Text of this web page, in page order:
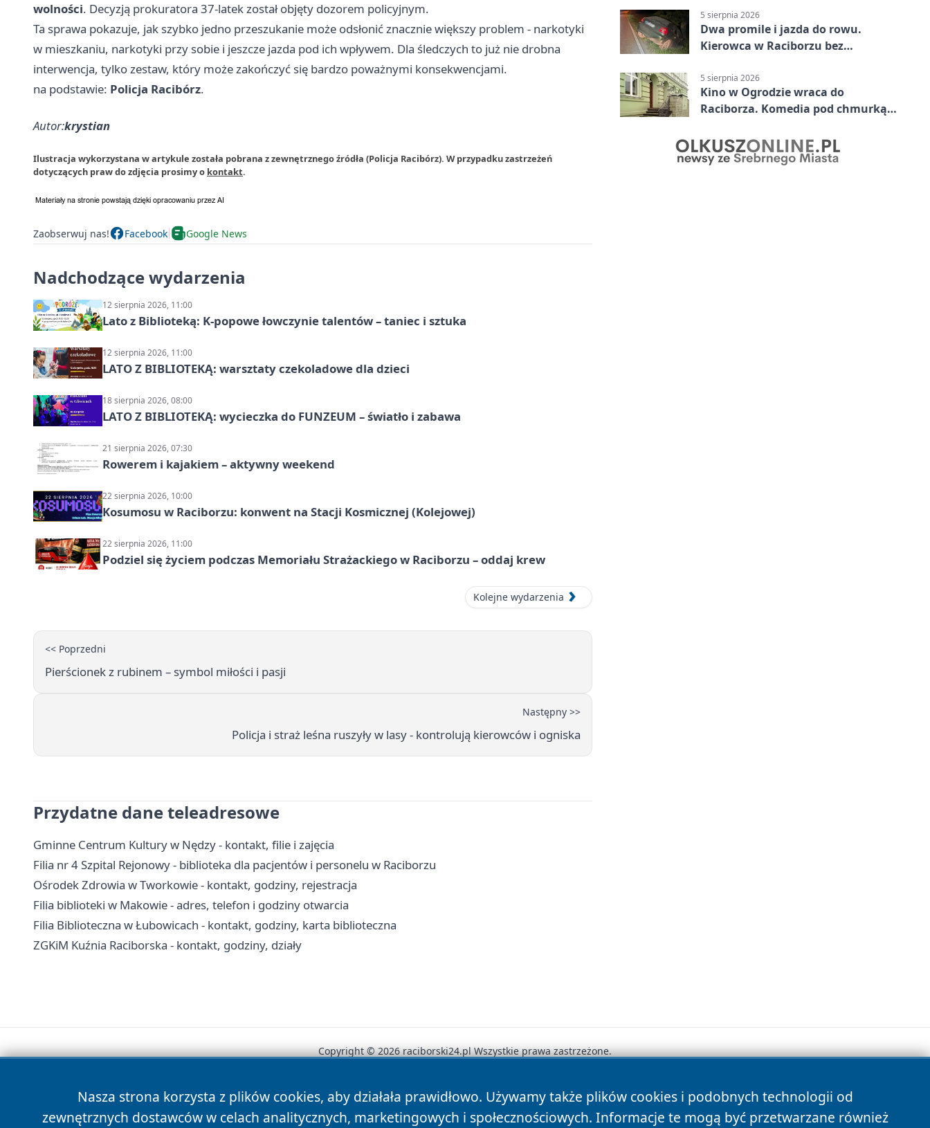
wolności. Decyzją prokuratora 37-latek został objęty dozorem policyjnym.
Ta sprawa pokazuje, jak szybko jedno przeszukanie może odsłonić znacznie większy problem - narkotyki
w mieszkaniu, narkotyki przy sobie i jeszcze jazda pod ich wpływem. Dla śledczych to już nie drobna
interwencja, tylko zestaw, który może zakończyć się bardzo poważnymi konsekwencjami.
na podstawie: Policja Racibórz.
Autor:krystian
Ilustracja wykorzystana w artykule została pobrana z zewnętrznego źródła (Policja Racibórz). W przypadku zastrzeżeń
dotyczących praw do zdjęcia prosimy o kontakt.
Zaobserwuj nas! Facebook Google News
Nadchodzące wydarzenia
12 sierpnia 2026, 11:00
Lato z Biblioteką: K-popowe łowczynie talentów – taniec i sztuka
12 sierpnia 2026, 11:00
LATO Z BIBLIOTEKĄ: warsztaty czekoladowe dla dzieci
18 sierpnia 2026, 08:00
LATO Z BIBLIOTEKĄ: wycieczka do FUNZEUM – światło i zabawa
21 sierpnia 2026, 07:30
Rowerem i kajakiem – aktywny weekend
22 sierpnia 2026, 10:00
Kosumosu w Raciborzu: konwent na Stacji Kosmicznej (Kolejowej)
22 sierpnia 2026, 11:00
Podziel się życiem podczas Memoriału Strażackiego w Raciborzu – oddaj krew
Kolejne wydarzenia
<< Poprzedni
Pierścionek z rubinem – symbol miłości i pasji
Następny >>
Policja i straż leśna ruszyły w lasy - kontrolują kierowców i ogniska
Przydatne dane teleadresowe
Gminne Centrum Kultury w Nędzy - kontakt, filie i zajęcia
Filia nr 4 Szpital Rejonowy - biblioteka dla pacjentów i personelu w Raciborzu
Ośrodek Zdrowia w Tworkowie - kontakt, godziny, rejestracja
Filia biblioteki w Makowie - adres, telefon i godziny otwarcia
Filia Biblioteczna w Łubowicach - kontakt, godziny, karta biblioteczna
ZGKiM Kuźnia Raciborska - kontakt, godziny, działy
5 sierpnia 2026
Dwa promile i jazda do rowu.
Kierowca w Raciborzu bez
5 sierpnia 2026
Kino w Ogrodzie wraca do
Raciborza. Komedia pod chmurką
Nasza strona korzysta z plików cookies, aby działała prawidłowo. Używamy także plików cookies i podobnych technologii od
zewnętrznych dostawców w celach analitycznych, marketingowych i społecznościowych. Informacje te mogą być przetwarzane również
Copyright © 2026 raciborski24.pl Wszystkie prawa zastrzeżone.
News Autorzy Polityka Prywatności Polityka Cookies